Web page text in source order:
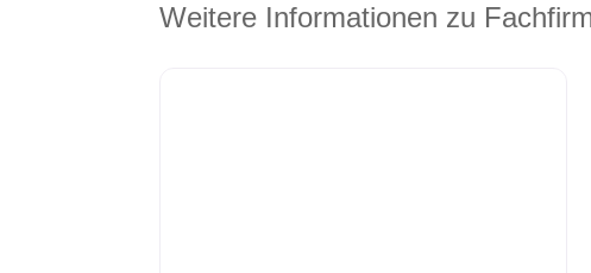
Weitere Informationen zu